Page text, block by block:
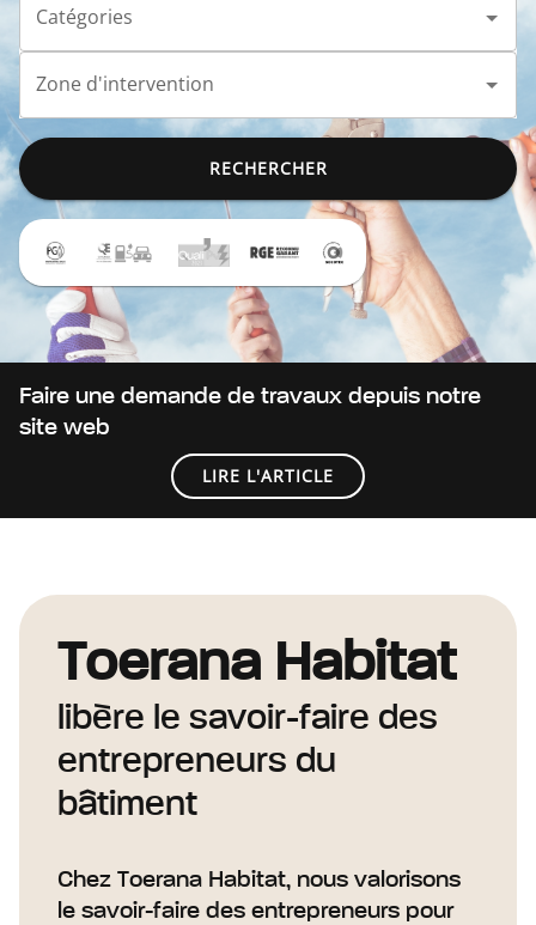
Catégories
Zone d'intervention
RECHERCHER
Faire une demande de travaux depuis notre
site web
LIRE L'ARTICLE
Toerana Habitat
libère le savoir-faire des
entrepreneurs du
bâtiment
Chez Toerana Habitat, nous valorisons
le savoir-faire des entrepreneurs pour